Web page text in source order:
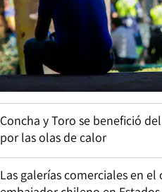
Concha y Toro se benefició
por las olas de calor
Las galerías comerciales en